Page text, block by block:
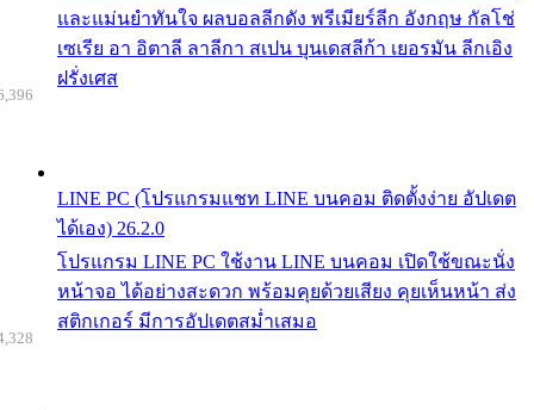
และแม่นยำทันใจ ผลบอลลีกดัง พรีเมียร์ลีก อังกฤษ กัลโช่
เซเรีย อา อิตาลี ลาลีกา สเปน บุนเดสลีก้า เยอรมัน ลีกเอิง
ฝรั่งเศส
LINE PC (โปรแกรมแชท LINE บนคอม ติดตั้งง่าย อัปเดต
ได้เอง) 26.2.0
โปรแกรม LINE PC ใช้งาน LINE บนคอม เปิดใช้ขณะนั่ง
หน้าจอ ได้อย่างสะดวก พร้อมคุยด้วยเสียง คุยเห็นหน้า ส่ง
สติกเกอร์ มีการอัปเดตสม่ำเสมอ